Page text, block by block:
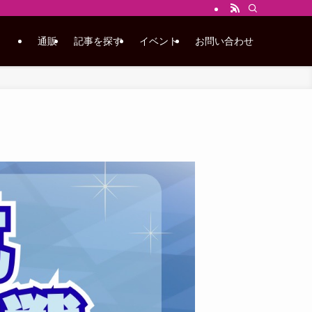
通販 記事を探す イベント お問い合わせ